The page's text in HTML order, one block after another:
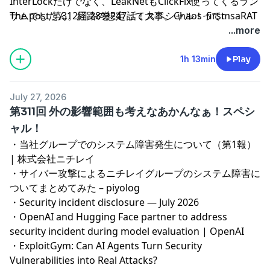
サムでしたん。経路の想定って大事。ChaosってmsaRAT
を使うとも言われてますね。入り口専門というのもありそ
う。猶予あるケースもあるかもしれない。注意喚起テンプ
レ。過去の経験はかなり影響しています。盛り込み項目と
相手。2つの脆弱性について紹介。実行する内容を権限・
でどうしてもアップデートできない状況ある。今のうちに
対処してほしい恐ろしい脆弱性。AD指定できるんかい！
こういうのは悪用確認まで時間かかりそう。8月3日18時
時点でも変わらずでした。Microsoftを信じるか。辻を信
じるか。
The post第312回 28巻247話！スペシャル！first
...more
1h 13min Play
July 27, 2026
第311回 外の影響範囲も考えなあかんなぁ！スペシ
ャル！
・ 当社グループでのシステム障害発生について（第1報）
| 株式会社ニチレイ
・ サイバー攻撃によるニチレイグループのシステム障害に
ついてまとめてみた – piyolog
・ Security incident disclosure — July 2026
・ OpenAI and Hugging Face partner to address
security incident during model evaluation | OpenAI
・ ExploitGym: Can AI Agents Turn Security
Vulnerabilities into Real Attacks?